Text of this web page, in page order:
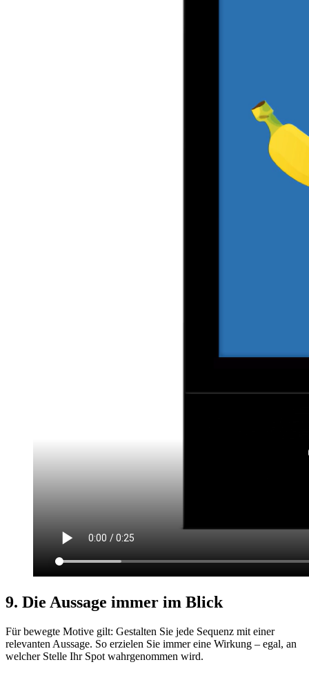
9. Die Aussage immer im Blick
Für bewegte Motive gilt: Gestalten Sie jede Sequenz mit einer
relevanten Aussage. So erzielen Sie immer eine Wirkung – egal, an
welcher Stelle Ihr Spot wahrgenommen wird.